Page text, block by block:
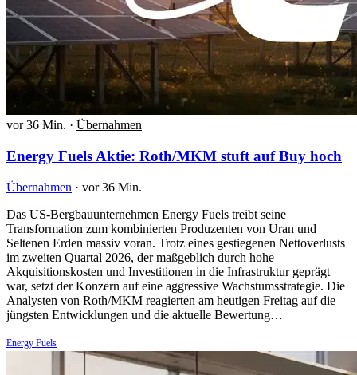
vor 36 Min. · Übernahmen
Energy Fuels Aktie: Roth/MKM stuft auf Buy hoch
Übernahmen · vor 36 Min.
Das US-Bergbauunternehmen Energy Fuels treibt seine
Transformation zum kombinierten Produzenten von Uran und
Seltenen Erden massiv voran. Trotz eines gestiegenen Nettoverlusts
im zweiten Quartal 2026, der maßgeblich durch hohe
Akquisitionskosten und Investitionen in die Infrastruktur geprägt
war, setzt der Konzern auf eine aggressive Wachstumsstrategie. Die
Analysten von Roth/MKM reagierten am heutigen Freitag auf die
jüngsten Entwicklungen und die aktuelle Bewertung…
Energy Fuels